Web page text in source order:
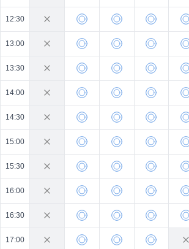
12:30
13:00
13:30
14:00
14:30
15:00
15:30
16:00
16:30
17:00